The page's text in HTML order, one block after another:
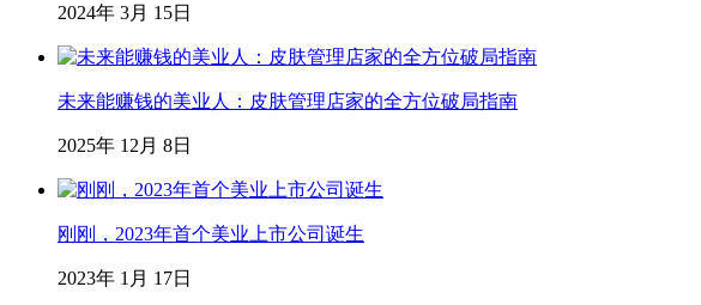
2024年 3月 15日
未来能赚钱的美业人：皮肤管理店家的全方位破局指南
2025年 12月 8日
刚刚，2023年首个美业上市公司诞生
2023年 1月 17日